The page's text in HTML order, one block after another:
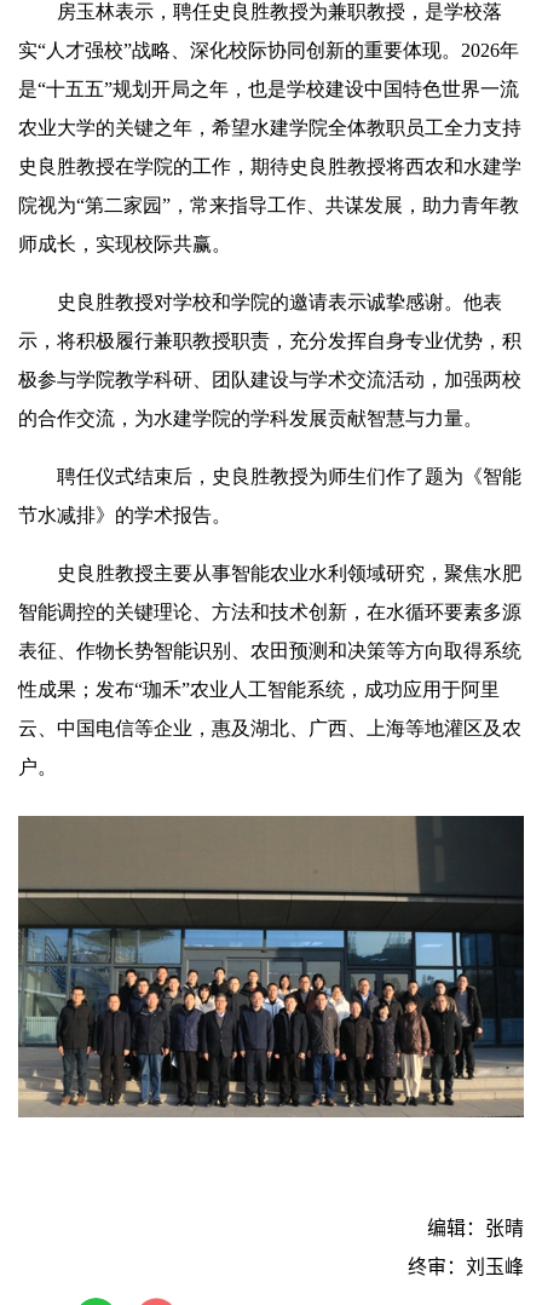
房玉林表示，聘任史良胜教授为兼职教授，是学校落
实“人才强校”战略、深化校际协同创新的重要体现。2026年
是“十五五”规划开局之年，也是学校建设中国特色世界一流
农业大学的关键之年，希望水建学院全体教职员工全力支持
史良胜教授在学院的工作，期待史良胜教授将西农和水建学
院视为“第二家园”，常来指导工作、共谋发展，助力青年教
师成长，实现校际共赢。
史良胜教授对学校和学院的邀请表示诚挚感谢。他表
示，将积极履行兼职教授职责，充分发挥自身专业优势，积
极参与学院教学科研、团队建设与学术交流活动，加强两校
的合作交流，为水建学院的学科发展贡献智慧与力量。
聘任仪式结束后，史良胜教授为师生们作了题为《智能
节水减排》的学术报告。
史良胜教授主要从事智能农业水利领域研究，聚焦水肥
智能调控的关键理论、方法和技术创新，在水循环要素多源
表征、作物长势智能识别、农田预测和决策等方向取得系统
性成果；发布“珈禾”农业人工智能系统，成功应用于阿里
云、中国电信等企业，惠及湖北、广西、上海等地灌区及农
户。
编辑：张晴
终审：刘玉峰